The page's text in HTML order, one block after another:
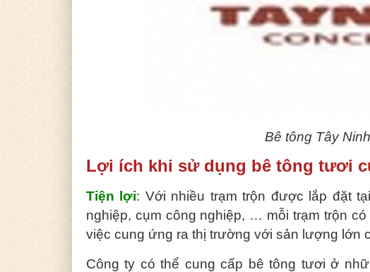
Bê tông Tây
Lợi ích khi sử dụng bê tông tươi
Tiện lợi: Với nhiều trạm trộn được lắp đặt
nghiệp, cụm công nghiệp, … mỗi trạm trộn
việc cung ứng ra thị trường với sản lượng lớn
Công ty có thể cung cấp bê tông tươi ở